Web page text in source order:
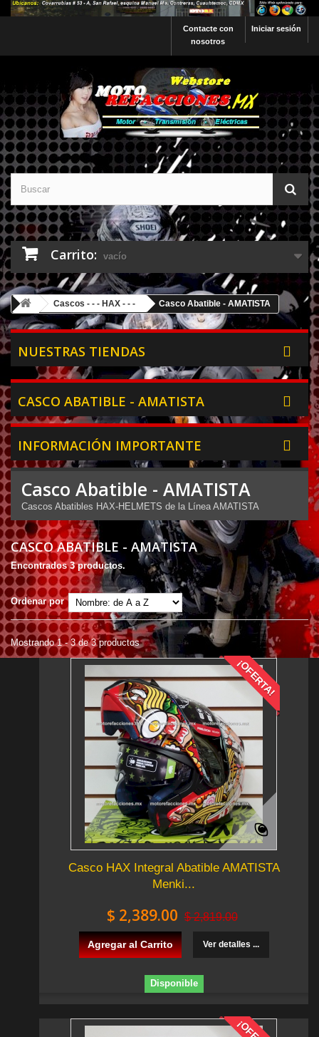
Iniciar sesión
Contacte con
nosotros
Carrito: vacío
Cascos - - - HAX - - - Casco Abatible - AMATISTA
NUESTRAS TIENDAS
CASCO ABATIBLE - AMATISTA
INFORMACIÓN IMPORTANTE
Casco Abatible - AMATISTA
Cascos Abatibles HAX-HELMETS de la Línea AMATISTA
CASCO ABATIBLE - AMATISTA
Encontrados 3 productos.
Ordenar por
Mostrando 1 - 3 de 3 productos
¡OFERTA!
Casco HAX Integral Abatible AMATISTA
Menki...
$ 2,389.00 $ 2,819.00
Agregar al Carrito Ver detalles ...
Disponible